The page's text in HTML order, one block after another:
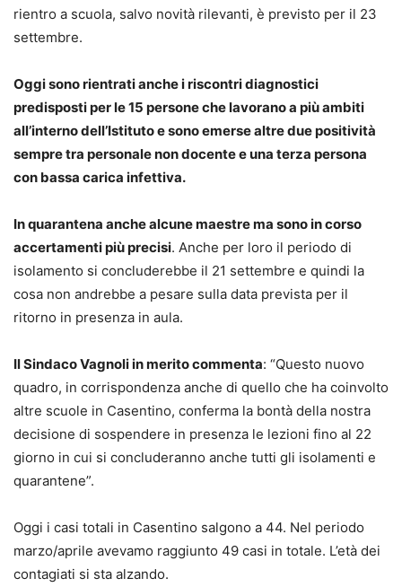
rientro a scuola, salvo novità rilevanti, è previsto per il 23
settembre.
Oggi sono rientrati anche i riscontri diagnostici
predisposti per le 15 persone che lavorano a più ambiti
all’interno dell’Istituto e sono emerse altre due positività
sempre tra personale non docente e una terza persona
con bassa carica infettiva.
In quarantena anche alcune maestre ma sono in corso
accertamenti più precisi. Anche per loro il periodo di
isolamento si concluderebbe il 21 settembre e quindi la
cosa non andrebbe a pesare sulla data prevista per il
ritorno in presenza in aula.
Il Sindaco Vagnoli in merito commenta: “Questo nuovo
quadro, in corrispondenza anche di quello che ha coinvolto
altre scuole in Casentino, conferma la bontà della nostra
decisione di sospendere in presenza le lezioni fino al 22
giorno in cui si concluderanno anche tutti gli isolamenti e
quarantene”.
Oggi i casi totali in Casentino salgono a 44. Nel periodo
marzo/aprile avevamo raggiunto 49 casi in totale. L’età dei
contagiati si sta alzando.